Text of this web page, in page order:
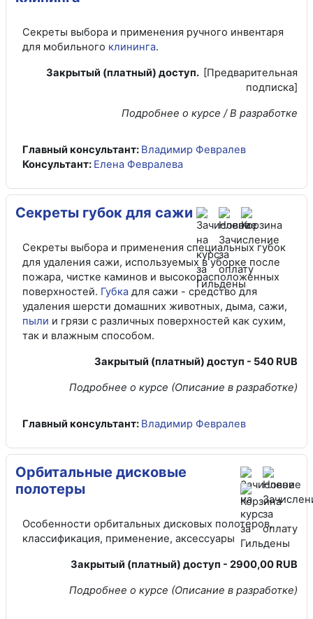
Секреты выбора и применения ручного инвентаря
для мобильного клининга.
Закрытый (платный) доступ. [Предварительная
подписка]
Подробнее о курсе / В разработке
Главный консультант: Владимир Февралев
Консультант: Елена Февралева
Секреты губок для сажи
Секреты выбора и применения специальных губок
для удаления сажи, используемых в уборке после
пожара, чистке каминов и высокорасположенных
поверхностей. Губка для сажи - средство для
удаления шерсти домашних животных, дыма, сажи,
пыли и грязи с различных поверхностей как сухим,
так и влажным способом.
Закрытый (платный) доступ - 540 RUB
Подробнее о курсе (Описание в разработке)
Главный консультант: Владимир Февралев
Орбитальные дисковые
полотеры
Особенности орбитальных дисковых полотеров,
классификация, применение, аксессуары
Закрытый (платный) доступ - 2900,00 RUB
Подробнее о курсе (Описание в разработке)